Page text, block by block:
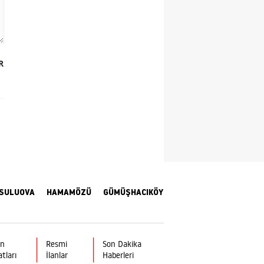
Şırnak
Ardahan
HAMAMÖZÜ GÜMÜŞHACIKÖY
Resmi
İlanlar
Son Dakika
Haberleri